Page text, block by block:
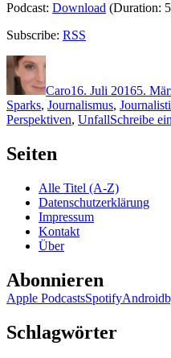
Podcast: Download (Duration:
Subscribe: RSS
Autor
Caro16. Juli 20165.
Sparks, Journalismus,
Perspektiven, UnfallSchreibe
Seiten
Alle Titel (A-Z)
Datenschutzerklärung
Impressum
Kontakt
Über
Abonnieren
Apple PodcastsSpotifyAndroid
Schlagwörter